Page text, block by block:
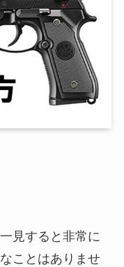
見すると非常に
ことはありませ